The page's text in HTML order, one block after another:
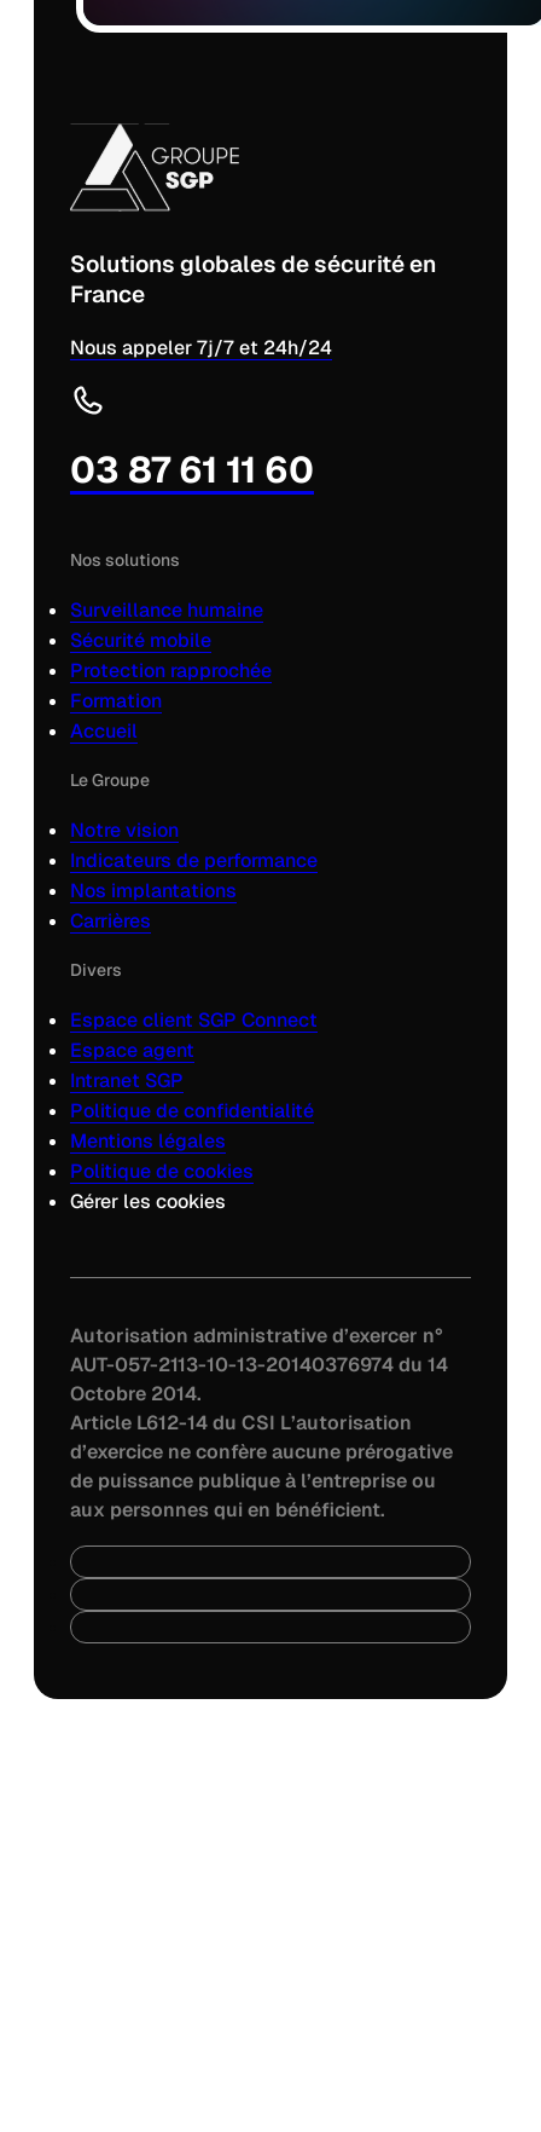
Solutions globales de sécurité en
France
Nous appeler 7j/7 et 24h/24
03 87 61 11 60
Nos solutions
Surveillance humaine
Sécurité mobile
Protection rapprochée
Formation
Accueil
Le Groupe
Notre vision
Indicateurs de performance
Nos implantations
Carrières
Divers
Espace client SGP Connect
Espace agent
Intranet SGP
Politique de confidentialité
Mentions légales
Politique de cookies
Gérer les cookies
Autorisation administrative d’exercer n°
AUT-057-2113-10-13-20140376974 du 14
Octobre 2014.
Article L612-14 du CSI L’autorisation
d’exercice ne confère aucune prérogative
de puissance publique à l’entreprise ou
aux personnes qui en bénéficient.